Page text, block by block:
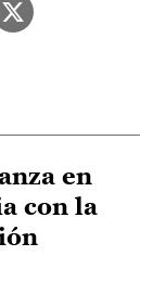
en
con la